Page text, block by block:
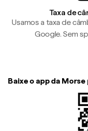
Taxa de
Usamos a taxa de
Google. Sem
Baixe o app da